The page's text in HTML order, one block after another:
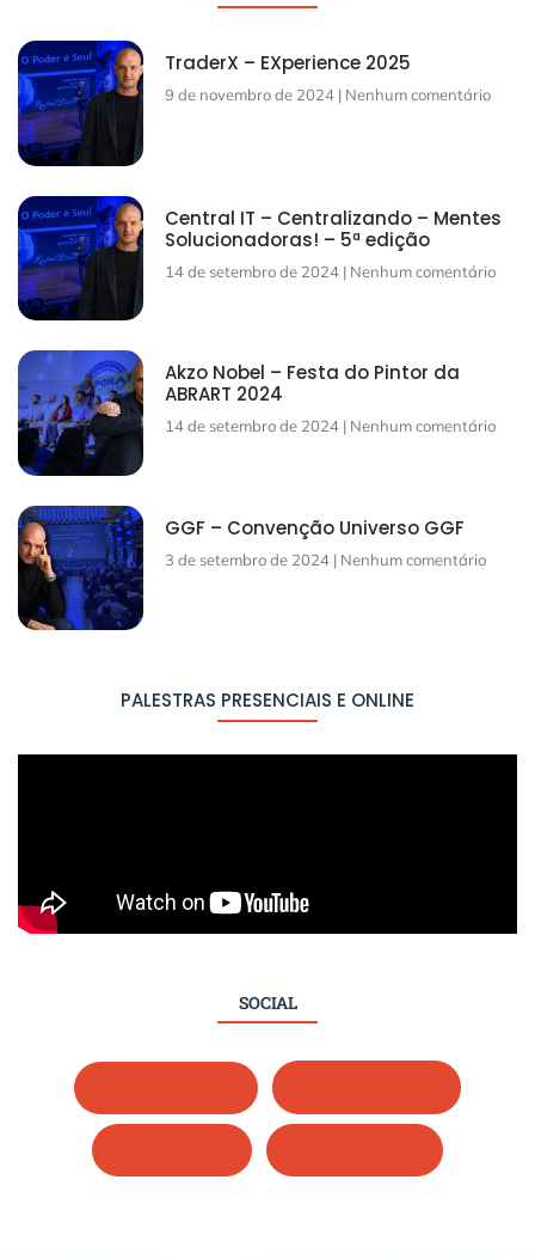
TraderX – EXperience 2025
9 de novembro de 2024 Nenhum comentário
Central IT – Centralizando – Mentes
Solucionadoras! – 5ª edição
14 de setembro de 2024 Nenhum comentário
Akzo Nobel – Festa do Pintor da
ABRART 2024
14 de setembro de 2024 Nenhum comentário
GGF – Convenção Universo GGF
3 de setembro de 2024 Nenhum comentário
PALESTRAS PRESENCIAIS E ONLINE
SOCIAL